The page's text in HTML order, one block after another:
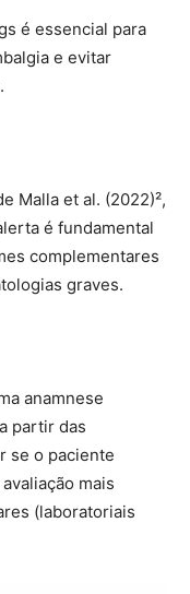
é essencial para
e evitar
Malla et al. (2022)²,
é fundamental
complementares
graves.
anamnese
partir das
se o paciente
mais
(laboratoriais